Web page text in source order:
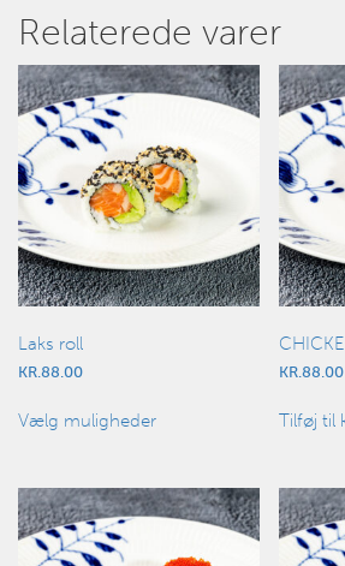
Relaterede varer
Laks roll
KR.88.00
Vælg muligheder
varianter.
Mulighederne
kan
KR.88.00
Tilføj til